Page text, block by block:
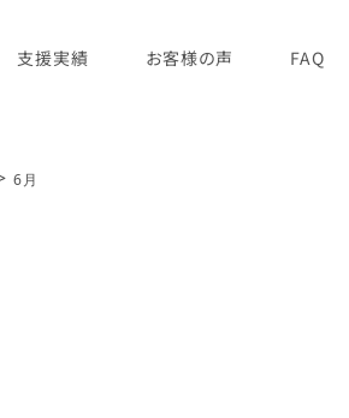
支援実績 お客様の声 FAQ
6月